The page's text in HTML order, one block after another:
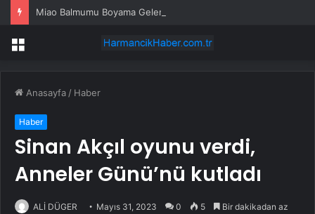
Miao Balmumu Boyama Geleneği
Menü
Anasayfa / Haber
Haber
Sinan Akçıl oyunu verdi,
Anneler Günü’nü kutladı
ALİ DÜGER Mayıs 31, 2023 0 5 Bir dakikadan az